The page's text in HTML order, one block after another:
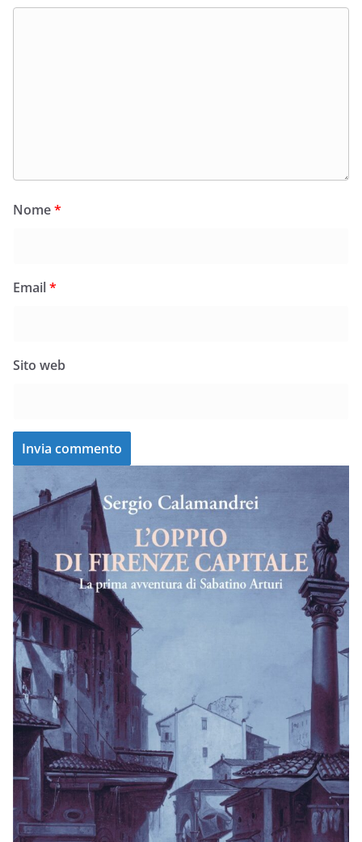
Nome*
Email*
Sito web